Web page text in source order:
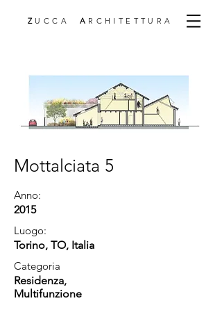
Z UCCA A RCHITETTURA
Mottalciata 5
Anno:
2015
Luogo:
Torino, TO, Italia
Categoria
Residenza,
Multifunzione